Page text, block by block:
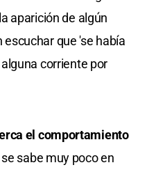
aparición de algún
que 'se había
corriente por
el comportamiento
sabe muy poco en